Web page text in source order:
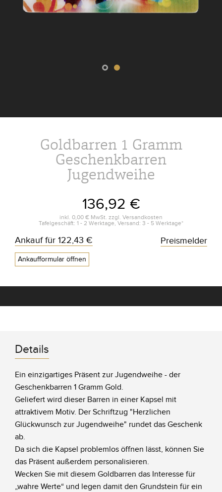
Goldbarren 1 Gramm
Geschenkbarren
Jugendweihe
136,92 €
inkl. 0,00 € MwSt. zzgl. Versandkosten
Tafelgeschäft: 1 - 2 Werktage, Versand: 3 - 5 Werktage*
Ankauf für 122,43 €
Ankaufformular öffnen
Preismelder
Details
Ein einzigartiges Präsent zur Jugendweihe - der
Geschenkbarren 1 Gramm Gold.
Geliefert wird dieser Barren in einer Kapsel mit
attraktivem Motiv. Der Schriftzug "Herzlichen
Glückwunsch zur Jugendweihe" rundet das Geschenk
ab.
Da sich die Kapsel problemlos öffnen lässt, können Sie
das Präsent außerdem personalisieren.
Wecken Sie mit diesem Goldbarren das Interesse für
„wahre Werte“ und legen damit den Grundstein für ein